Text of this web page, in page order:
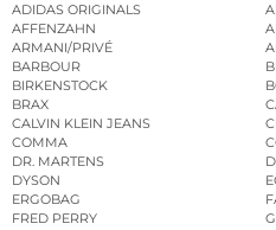
ADIDAS ORIGINALS
AFFENZAHN
ARMANI/PRIVÉ
BARBOUR
BIRKENSTOCK
BRAX
CALVIN KLEIN JEANS
COMMA
DR. MARTENS
DYSON
ERGOBAG
FRED PERRY